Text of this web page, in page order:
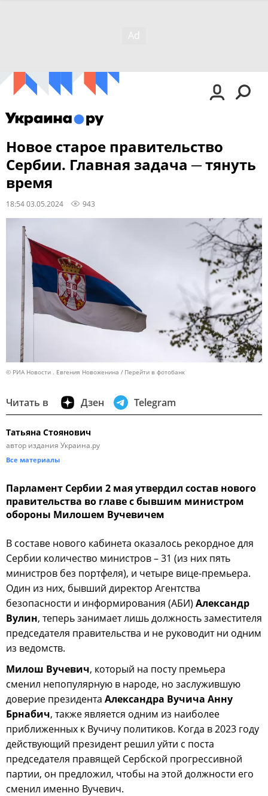
Новое старое правительство
Сербии. Главная задача ─ тянуть
время
18:54 03.05.2024 943
© РИА Новости . Евгения Новоженина Перейти в фотобанк
Читать в Дзен Telegram
Татьяна Стоянович
автор издания Украина.ру
Все материалы
Парламент Сербии 2 мая утвердил состав нового
правительства во главе с бывшим министром
обороны Милошем Вучевичем
В составе нового кабинета оказалось рекордное для
Сербии количество министров – 31 (из них пять
министров без портфеля), и четыре вице-премьера.
Один из них, бывший директор Агентства
безопасности и информирования (АБИ) Александр
Вулин, теперь занимает лишь должность заместителя
председателя правительства и не руководит ни одним
из ведомств.
Милош Вучевич, который на посту премьера
сменил непопулярную в народе, но заслужившую
доверие президента Александра Вучича Анну
Брнабич, также является одним из наиболее
приближенных к Вучичу политиков. Когда в 2023 году
действующий президент решил уйти с поста
председателя правящей Сербской прогрессивной
партии, он предложил, чтобы на этой должности его
сменил именно Вучевич.